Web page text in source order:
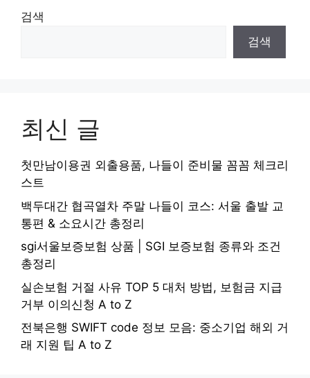
검색
검색
최신 글
첫만남이용권 외출용품, 나들이 준비물 꼼꼼 체크리
스트
백두대간 협곡열차 주말 나들이 코스: 서울 출발 교
통편 & 소요시간 총정리
sgi서울보증보험 상품 | SGI 보증보험 종류와 조건
총정리
실손보험 거절 사유 TOP 5 대처 방법, 보험금 지급
거부 이의신청 A to Z
전북은행 SWIFT code 정보 모음: 중소기업 해외 거
래 지원 팁 A to Z